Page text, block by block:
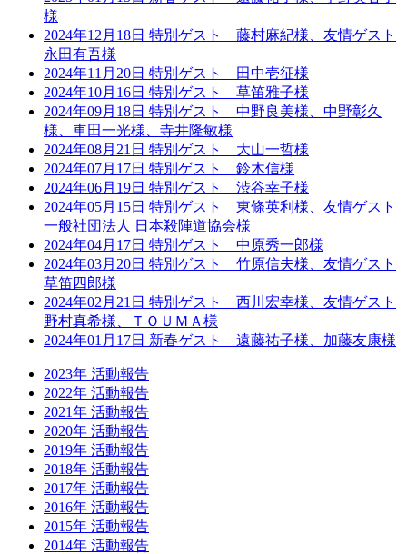
様
2024年12月18日 特別ゲスト 藤村麻紀様、友情ゲスト
永田有吾様
2024年11月20日 特別ゲスト 田中壱征様
2024年10月16日 特別ゲスト 草笛雅子様
2024年09月18日 特別ゲスト 中野良美様、中野彰久
様、車田一光様、寺井隆敏様
2024年08月21日 特別ゲスト 大山一哲様
2024年07月17日 特別ゲスト 鈴木信様
2024年06月19日 特別ゲスト 渋谷幸子様
2024年05月15日 特別ゲスト 東條英利様、友情ゲスト
一般社団法人 日本殺陣道協会様
2024年04月17日 特別ゲスト 中原秀一郎様
2024年03月20日 特別ゲスト 竹原信夫様、友情ゲスト
草笛四郎様
2024年02月21日 特別ゲスト 西川宏幸様、友情ゲスト
野村真希様、ＴＯＵＭＡ様
2024年01月17日 新春ゲスト 遠藤祐子様、加藤友康様
2023年 活動報告
2022年 活動報告
2021年 活動報告
2020年 活動報告
2019年 活動報告
2018年 活動報告
2017年 活動報告
2016年 活動報告
2015年 活動報告
2014年 活動報告